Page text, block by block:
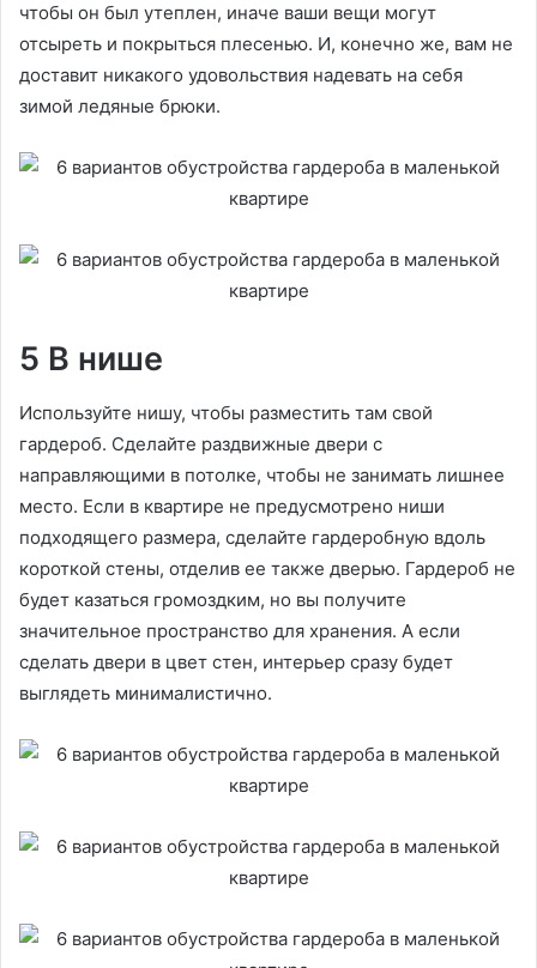
чтобы он был утеплен, иначе ваши вещи могут
отсыреть и покрыться плесенью. И, конечно же, вам не
доставит никакого удовольствия надевать на себя
зимой ледяные брюки.
5 В нише
Используйте нишу, чтобы разместить там свой
гардероб. Сделайте раздвижные двери с
направляющими в потолке, чтобы не занимать лишнее
место. Если в квартире не предусмотрено ниши
подходящего размера, сделайте гардеробную вдоль
короткой стены, отделив ее также дверью. Гардероб не
будет казаться громоздким, но вы получите
значительное пространство для хранения. А если
сделать двери в цвет стен, интерьер сразу будет
выглядеть минималистично.